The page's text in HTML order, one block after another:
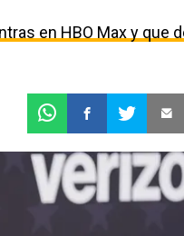
en HBO Max y que